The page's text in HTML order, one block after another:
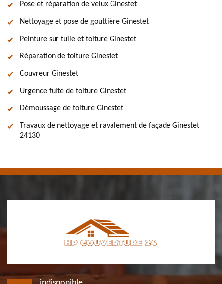
Pose et réparation de velux Ginestet
Nettoyage et pose de gouttière Ginestet
Peinture sur tuile et toiture Ginestet
Réparation de toiture Ginestet
Couvreur Ginestet
Urgence fuite de toiture Ginestet
Démoussage de toiture Ginestet
Travaux de nettoyage et ravalement de façade Ginestet
24130